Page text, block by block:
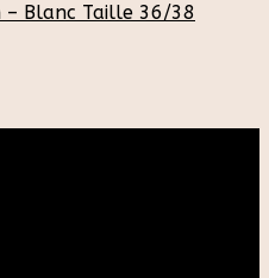
– Blanc Taille 36/38